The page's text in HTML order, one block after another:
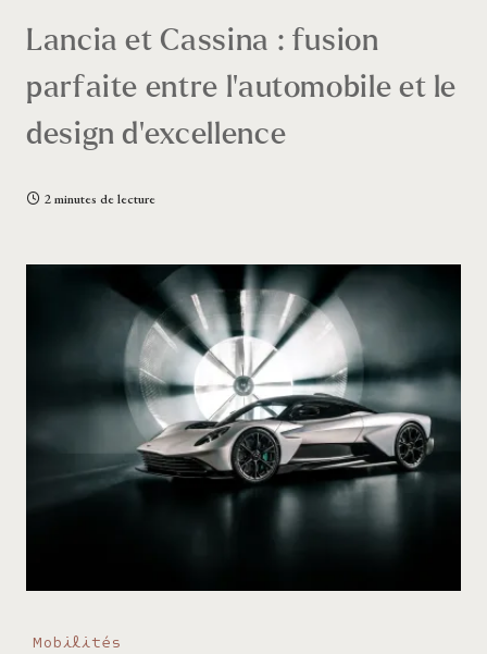
Lancia et Cassina : fusion
parfaite entre l’automobile et le
design d’excellence
2 minutes de lecture
Mobilités